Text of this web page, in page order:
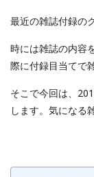
最近の雑誌付録の
時には雑誌の内容
際に付録目当てで
そこで今回は、
します。気になる